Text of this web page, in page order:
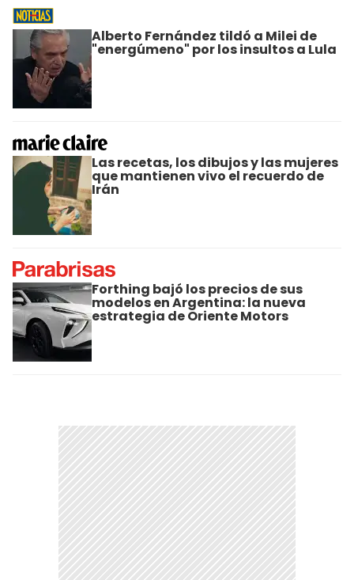
Alberto Fernández tildó a Milei de
"energúmeno" por los insultos a Lula
Las recetas, los dibujos y las mujeres
que mantienen vivo el recuerdo de
Irán
Forthing bajó los precios de sus
modelos en Argentina: la nueva
estrategia de Oriente Motors